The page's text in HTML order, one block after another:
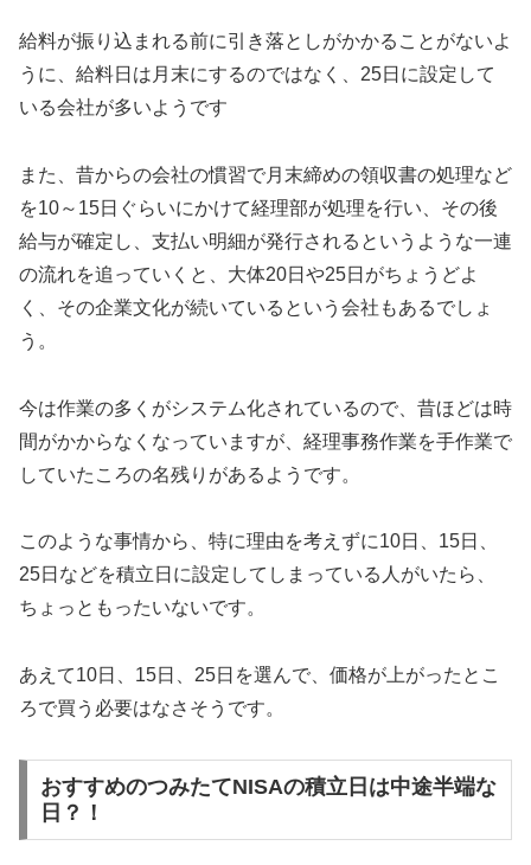
給料が振り込まれる前に引き落としがかかることがないよ
うに、給料日は月末にするのではなく、25日に設定して
いる会社が多いようです
また、昔からの会社の慣習で月末締めの領収書の処理など
を10～15日ぐらいにかけて経理部が処理を行い、その後
給与が確定し、支払い明細が発行されるというような一連
の流れを追っていくと、大体20日や25日がちょうどよ
く、その企業文化が続いているという会社もあるでしょ
う。
今は作業の多くがシステム化されているので、昔ほどは時
間がかからなくなっていますが、経理事務作業を手作業で
していたころの名残りがあるようです。
このような事情から、特に理由を考えずに10日、15日、
25日などを積立日に設定してしまっている人がいたら、
ちょっともったいないです。
あえて10日、15日、25日を選んで、価格が上がったとこ
ろで買う必要はなさそうです。
おすすめのつみたてNISAの積立日は中途半端な
日？！